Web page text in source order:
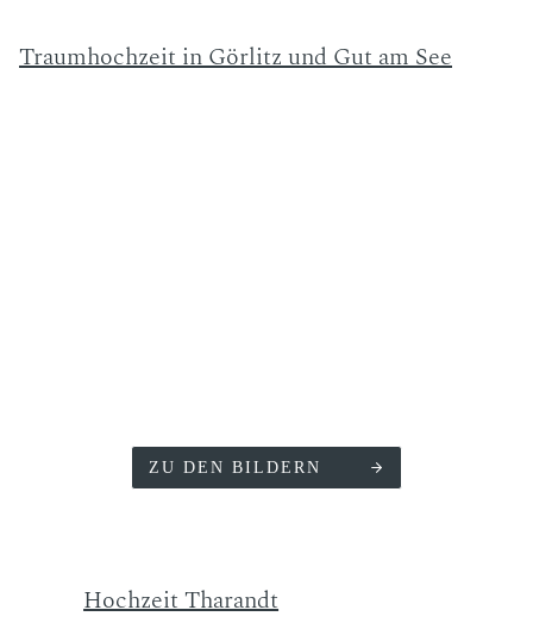
Traumhochzeit in Görlitz und Gut am See
ZU DEN BILDERN
Hochzeit Tharandt